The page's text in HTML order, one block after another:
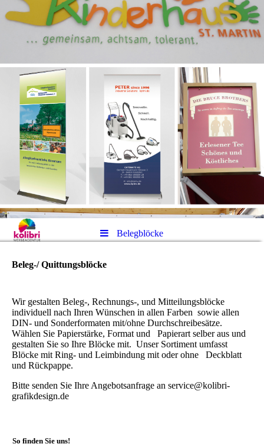
Belegblöcke
Beleg-/ Quittungsblöcke
Wir gestalten Beleg-, Rechnungs-, und Mitteilungsblöcke
individuell nach Ihren Wünschen in allen Farben sowie allen
DIN- und Sonderformaten mit/ohne Durchschreibesätze.
Wählen Sie Papierstärke, Format und Papierart selber aus und
gestalten Sie so Ihre Blöcke mit. Unser Sortiment umfasst
Blöcke mit Ring- und Leimbindung mit oder ohne Deckblatt
und Rückpappe.
Bitte senden Sie Ihre Angebotsanfrage an service@kolibri-
grafikdesign.de
So finden Sie uns!